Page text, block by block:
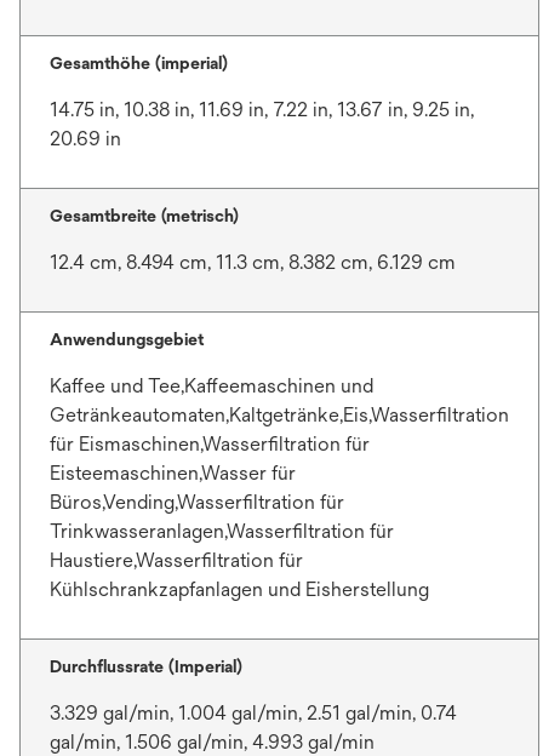
Gesamthöhe (imperial)
14.75 in, 10.38 in, 11.69 in, 7.22 in, 13.67 in, 9.25 in,
20.69 in
Gesamtbreite (metrisch)
12.4 cm, 8.494 cm, 11.3 cm, 8.382 cm, 6.129 cm
Anwendungsgebiet
Kaffee und Tee,Kaffeemaschinen und
Getränkeautomaten,Kaltgetränke,Eis,Wasserfiltration
für Eismaschinen,Wasserfiltration für
Eisteemaschinen,Wasser für
Büros,Vending,Wasserfiltration für
Trinkwasseranlagen,Wasserfiltration für
Haustiere,Wasserfiltration für
Kühlschrankzapfanlagen und Eisherstellung
Durchflussrate (Imperial)
3.329 gal/min, 1.004 gal/min, 2.51 gal/min, 0.74
gal/min, 1.506 gal/min, 4.993 gal/min